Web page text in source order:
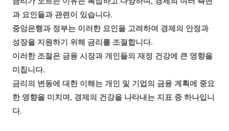
과 요인들과 관련이 있습니다.
중앙은행과 정부는 이러한 요인을 고려하여 경제의 안정과
성장을 지원하기 위해 금리를 조절합니다.
이러한 조절은 금융 시장과 개인들의 재정 건강에 큰 영향을
미칩니다.
금리의 변동에 대한 이해는 개인 및 기업의 금융 계획에 중요
한 영향을 미치며, 경제의 건강을 나타내는 지표 중 하나입니
다.